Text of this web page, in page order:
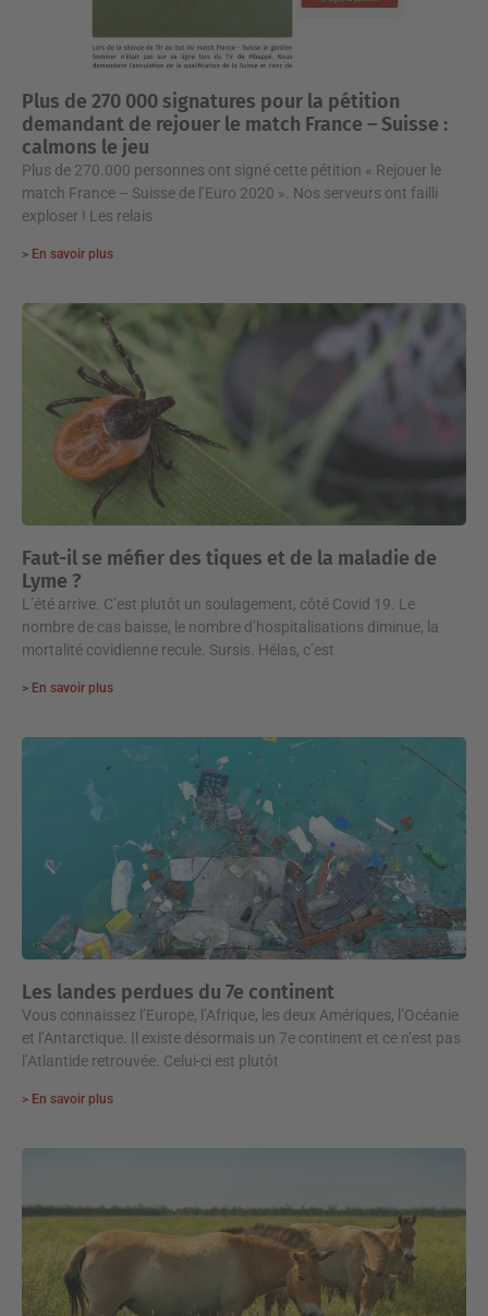
Plus de 270 000 signatures pour la pétition
demandant de rejouer le match France – Suisse :
calmons le jeu
Plus de 270.000 personnes ont signé cette pétition « Rejouer le
match France – Suisse de l’Euro 2020 ». Nos serveurs ont failli
exploser ! Les relais
> En savoir plus
Faut-il se méfier des tiques et de la maladie de
Lyme ?
L’été arrive. C’est plutôt un soulagement, côté Covid 19. Le
nombre de cas baisse, le nombre d’hospitalisations diminue, la
mortalité covidienne recule. Sursis. Hélas, c’est
> En savoir plus
Les landes perdues du 7e continent
Vous connaissez l’Europe, l’Afrique, les deux Amériques, l’Océanie
et l’Antarctique. Il existe désormais un 7e continent et ce n’est pas
l’Atlantide retrouvée. Celui-ci est plutôt
> En savoir plus